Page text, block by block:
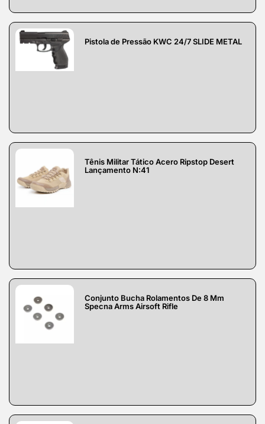
Pistola de Pressão KWC 24/7 SLIDE METAL
Tênis Militar Tático Acero Ripstop Desert
Lançamento N:41
Conjunto Bucha Rolamentos De 8 Mm
Specna Arms Airsoft Rifle